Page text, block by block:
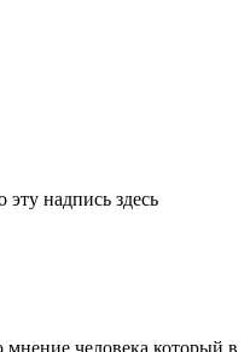
надпись здесь
человека который в